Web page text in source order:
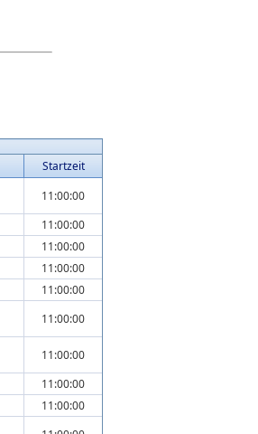
Startzeit
11:00:00
11:00:00
11:00:00
11:00:00
11:00:00
11:00:00
11:00:00
11:00:00
11:00:00